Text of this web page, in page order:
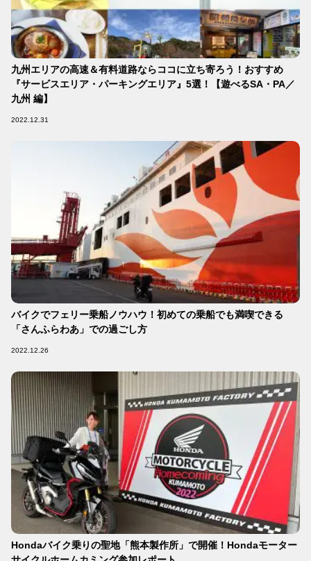
九州エリアの高速＆有料道路ならココに立ち寄ろう！おすすめ
『サービスエリア・パーキングエリア』5選！【遊べるSA・PA／
九州 編】
2022.12.31
バイクでフェリー乗船ノウハウ！初めての乗船でも満喫できる
「さんふらわあ」での過ごし方
2022.12.26
Hondaバイク乗りの聖地「熊本製作所」で開催！Hondaモーター